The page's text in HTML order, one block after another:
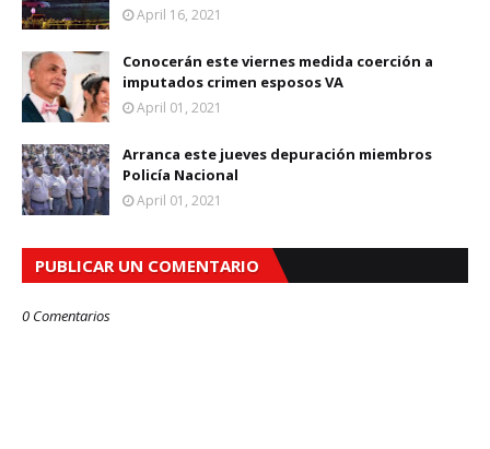
April 16, 2021
Conocerán este viernes medida coerción a
imputados crimen esposos VA
April 01, 2021
Arranca este jueves depuración miembros
Policía Nacional
April 01, 2021
PUBLICAR UN COMENTARIO
0 Comentarios